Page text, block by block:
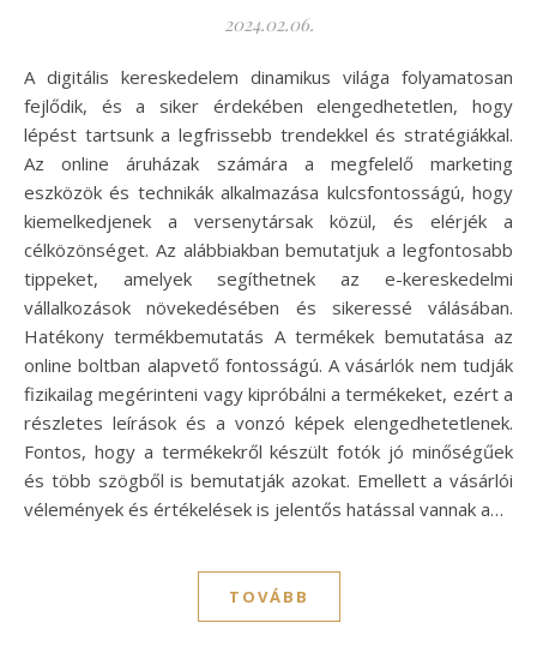
2024.02.06.
A digitális kereskedelem dinamikus világa folyamatosan
fejlődik, és a siker érdekében elengedhetetlen, hogy
lépést tartsunk a legfrissebb trendekkel és stratégiákkal.
Az online áruházak számára a megfelelő marketing
eszközök és technikák alkalmazása kulcsfontosságú, hogy
kiemelkedjenek a versenytársak közül, és elérjék a
célközönséget. Az alábbiakban bemutatjuk a legfontosabb
tippeket, amelyek segíthetnek az e-kereskedelmi
vállalkozások növekedésében és sikeressé válásában.
Hatékony termékbemutatás A termékek bemutatása az
online boltban alapvető fontosságú. A vásárlók nem tudják
fizikailag megérinteni vagy kipróbálni a termékeket, ezért a
részletes leírások és a vonzó képek elengedhetetlenek.
Fontos, hogy a termékekről készült fotók jó minőségűek
és több szögből is bemutatják azokat. Emellett a vásárlói
vélemények és értékelések is jelentős hatással vannak a…
TOVÁBB